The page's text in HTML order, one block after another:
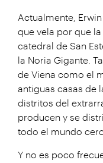
Actualmente,
que vela por que
catedral de San
la Noria Gigante.
de Viena como el
antiguas casas de
distritos del
producen y se
todo el mundo
Y no es poco